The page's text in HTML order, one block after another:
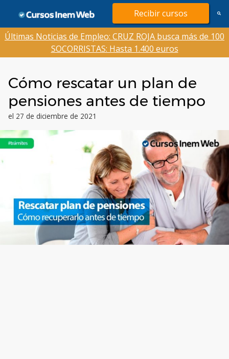
contenido
Recibir cursos
Últimas Noticias de Empleo: CRUZ ROJA busca más de 100
SOCORRISTAS: Hasta 1.400 euros
Cómo rescatar un plan de
pensiones antes de tiempo
el 27 de diciembre de 2021